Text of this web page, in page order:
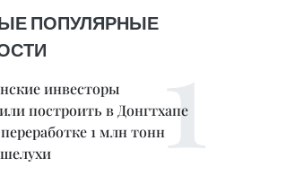
ПОПУЛЯРНЫЕ
инвесторы
построить в Донгтхапе
1 млн тонн